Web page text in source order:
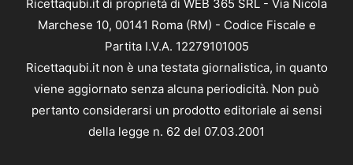
Ricettaqubi.it di proprietà di WEB 365 SRL - Via Nicola
Marchese 10, 00141 Roma (RM) - Codice Fiscale e
Partita I.V.A. 12279101005
Ricettaqubi.it non è una testata giornalistica, in quanto
viene aggiornato senza alcuna periodicità. Non può
pertanto considerarsi un prodotto editoriale ai sensi
della legge n. 62 del 07.03.2001